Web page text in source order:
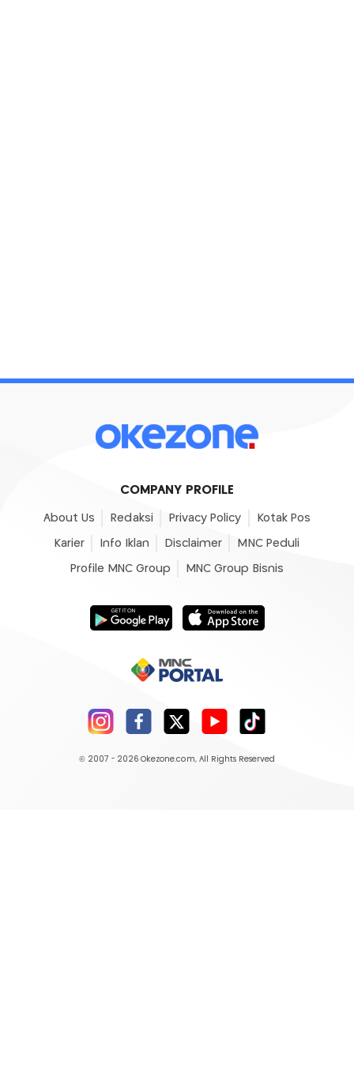
COMPANY PROFILE
About Us Redaksi Privacy Policy Kotak Pos
Karier Info Iklan Disclaimer MNC Peduli
Profile MNC Group MNC Group Bisnis
© 2007 - 2026 Okezone.com, All Rights Reserved